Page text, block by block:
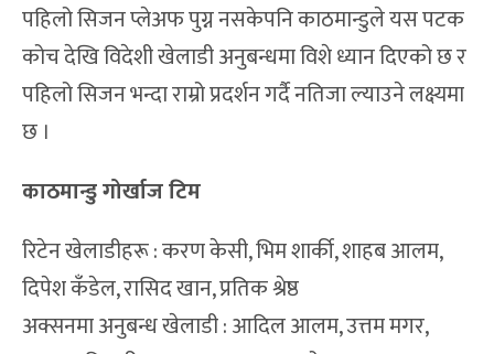
पहिलो सिजन प्लेअफ पुग्न नसकेपनि काठमान्डुले यस पटक
कोच देखि विदेशी खेलाडी अनुबन्धमा विशे ध्यान दिएको छ र
पहिलो सिजन भन्दा राम्रो प्रदर्शन गर्दै नतिजा ल्याउने लक्ष्यमा
छ ।
काठमान्डु गोर्खाज टिम
रिटेन खेलाडीहरू : करण केसी, भिम शार्की, शाहब आलम,
दिपेश कँडेल, रासिद खान, प्रतिक श्रेष्ठ
अक्सनमा अनुबन्ध खेलाडी : आदिल आलम, उत्तम मगर,